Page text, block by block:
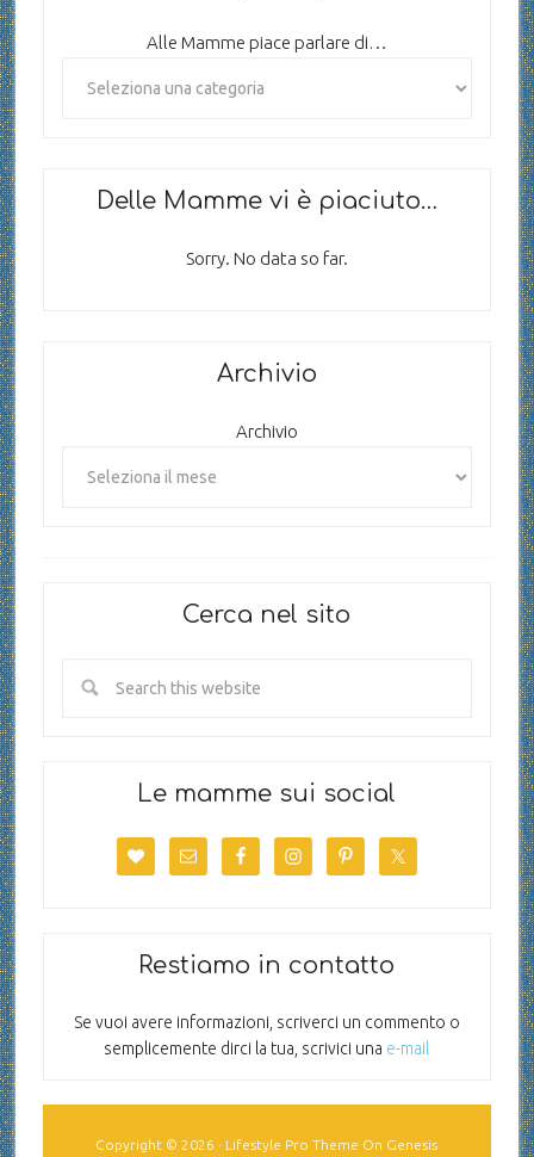
Alle Mamme piace parlare di…
Delle Mamme vi è piaciuto…
Sorry. No data so far.
Archivio
Archivio
Cerca nel sito
Le mamme sui social
Restiamo in contatto
Se vuoi avere informazioni, scriverci un commento o
semplicemente dirci la tua, scrivici una e-mail
Copyright © 2026 · Lifestyle Pro Theme On Genesis